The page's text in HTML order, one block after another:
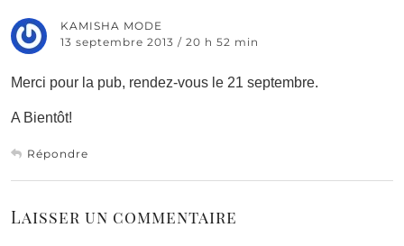
KAMISHA MODE
13 septembre 2013 / 20 h 52 min
Merci pour la pub, rendez-vous le 21 septembre.
A Bientôt!
Répondre
Laisser un commentaire